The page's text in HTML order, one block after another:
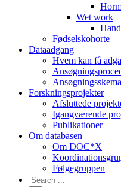
Wet work
Fødselskohorte
Dataadgang
Hvem kan få
Ansøgningsskema
Forskningsprojekter
Afsluttede
Igangværende
Publikationer
Om databasen
Om DOC*X
Følgegruppen